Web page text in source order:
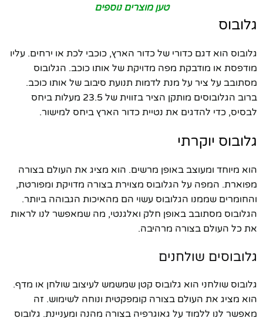
טען מוצרים נוספים
גלובוס
גלובוס הוא דגם כדורי של כדור הארץ, כוכבי לכת או ירחים. עליו
מודפסת או מודבקת מפה מדויקת של אותו כוכב. הגלובוס
מסתובב על ציר על מנת לדמות תנועת סיבוב של אותו כוכב.
ברוב הגלובוסים מותקן הציר בזווית של 23.5 מעלות ביחס
לבסיס, כדי להדגים את נטיית כדור הארץ ביחס למישור.
גלובוס יוקרתי
הוא מיוחד ומעוצב באופן מרשים. הוא מציג את העולם בצורה
מפוארת. המפה על הגלובוס מצוירת בצורה מדויקת ומפורטת,
והחומרים שממנו הגלובוס עשוי הם מהאיכות הגבוהה ביותר.
הגלובוס מסתובב באופן חלק ואלגנטי, מה שמאפשר לנו לראות
את כל העולם בצורה מרהיבה.
גלובוסים שולחנים
גלובוס שולחני הוא גלובוס קטן שמשמש לעיצוב שולחן או מדף.
הוא מציג את העולם בצורה קומפקטית ונוחה לשימוש. זה
מאפשר לנו ללמוד על גאוגרפיה בצורה מהנה ומעניינת. גלובוס